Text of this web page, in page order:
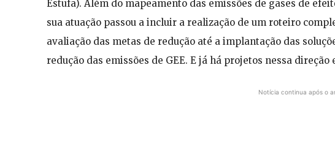
Estufa). Além do mapeamento das emissões de gases de
sua atuação passou a incluir a realização de um roteiro
avaliação das metas de redução até a implantação das
redução das emissões de GEE. E já há projetos nessa
Notícia continua após o